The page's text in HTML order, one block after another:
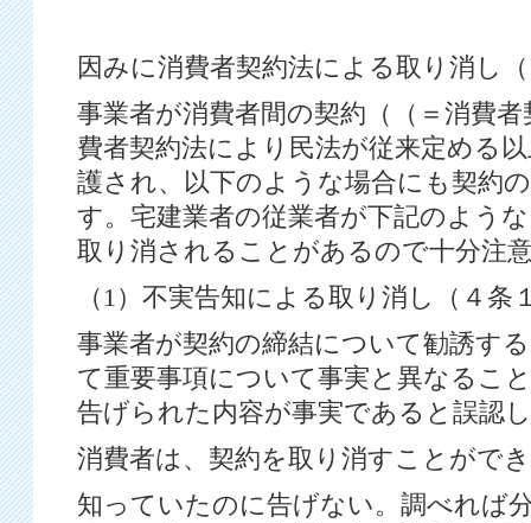
因みに消費者契約法による取り消し
事業者が消費者間の契約（（＝消費
費者契約法により民法が従来定める
護され、以下のような場合にも契約
す。宅建業者の従業者が下記のよう
取り消されることがあるので十分注
（1）不実告知による取り消し（４条
事業者が契約の締結について勧誘す
て重要事項について事実と異なるこ
告げられた内容が事実であると誤認
消費者は、契約を取り消すことがで
知っていたのに告げない。調べれば